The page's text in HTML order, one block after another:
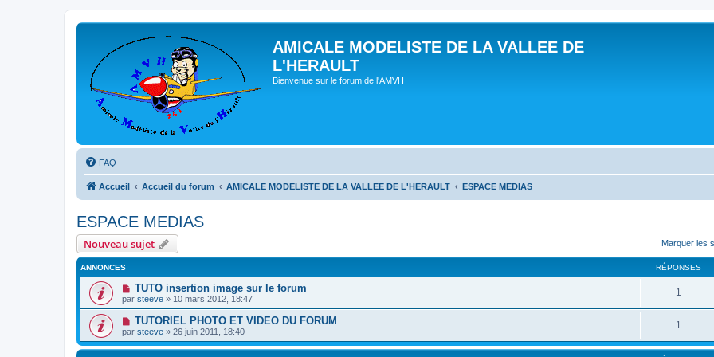
AMICALE MODELISTE DE LA VALLEE DE
L'HERAULT
Bienvenue sur le forum de l'AMVH
FAQ
Accueil Accueil du forum AMICALE MODELISTE DE LA VALLEE DE L'HERAULT ESPACE MEDIAS
ESPACE MEDIAS
Nouveau sujet Marquer les
ANNONCES RÉPONSES
TUTO insertion image sur le forum
par steeve » 10 mars 2012, 18:47
1
TUTORIEL PHOTO ET VIDEO DU FORUM
par steeve » 26 juin 2011, 18:40
1